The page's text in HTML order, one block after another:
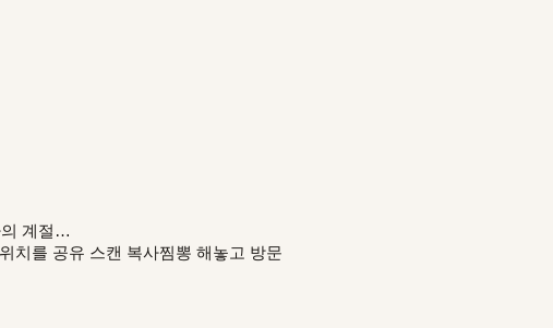
계절…
치를 공유 스캔 복사찜뽕 해놓고 방문